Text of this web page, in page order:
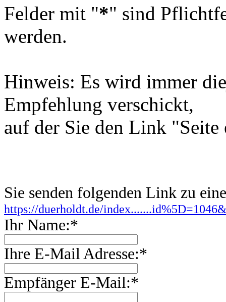
Felder mit "*" sind
werden.
Hinweis: Es wird immer
Empfehlung verschickt,
auf der Sie den Link
Sie senden folgenden Link zu
https://duerholdt.de/
Ihr Name:*
Ihre E-Mail Adresse:*
Empfänger E-Mail:*